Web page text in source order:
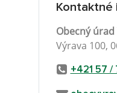
Kontaktné
Obecný úrad
Výrava 100,
+421 57 /